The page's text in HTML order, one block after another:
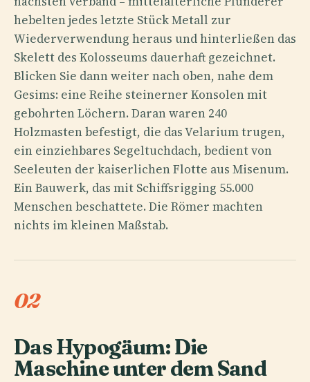
hebelten jedes letzte Stück Metall zur
Wiederverwendung heraus und hinterließen das
Skelett des Kolosseums dauerhaft gezeichnet.
Blicken Sie dann weiter nach oben, nahe dem
Gesims: eine Reihe steinerner Konsolen mit
gebohrten Löchern. Daran waren 240
Holzmasten befestigt, die das Velarium trugen,
ein einziehbares Segeltuchdach, bedient von
Seeleuten der kaiserlichen Flotte aus Misenum.
Ein Bauwerk, das mit Schiffsrigging 55.000
Menschen beschattete. Die Römer machten
nichts im kleinen Maßstab.
02
Das Hypogäum: Die
Maschine unter dem Sand